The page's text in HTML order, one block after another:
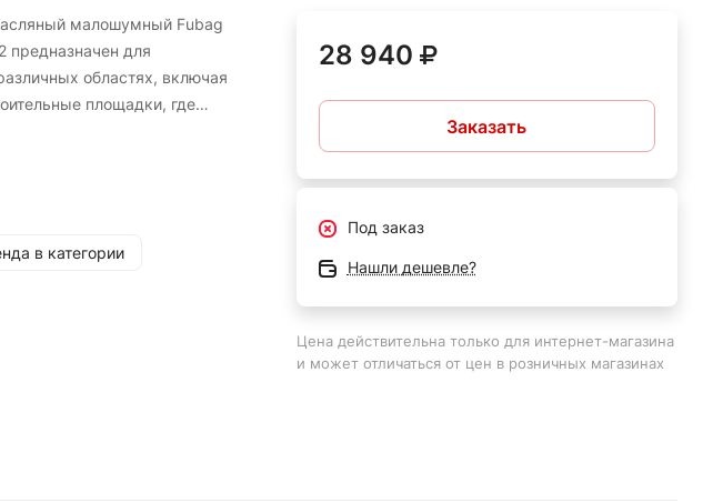
малошумный Fubag
предназначен для
областях, включая
площадки, где
и эффективное сжатие
воздушного потока.
в категории
28 940
Заказать
Под заказ
Нашли дешевле?
Цена действительна только для интернет-магазина
и может отличаться от цен в розничных магазинах